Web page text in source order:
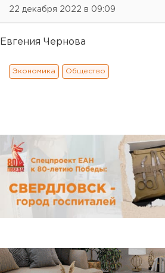
22 декабря 2022 в 09:09
Евгения Чернова
Экономика Общество